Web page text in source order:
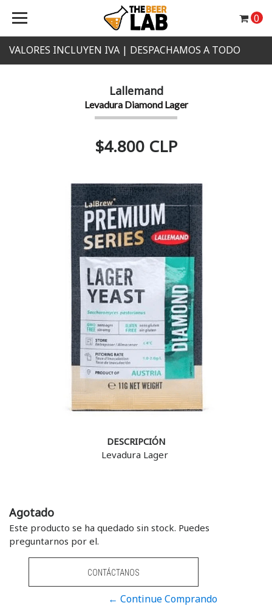
VALORES INCLUYEN IVA | DESPACHAMOS A TODO
0
Lallemand
Levadura Diamond Lager
$4.800 CLP
DESCRIPCIÓN
Levadura Lager
Agotado
Este producto se ha quedado sin stock. Puedes
preguntarnos por el.
CONTÁCTANOS
← Continue Comprando